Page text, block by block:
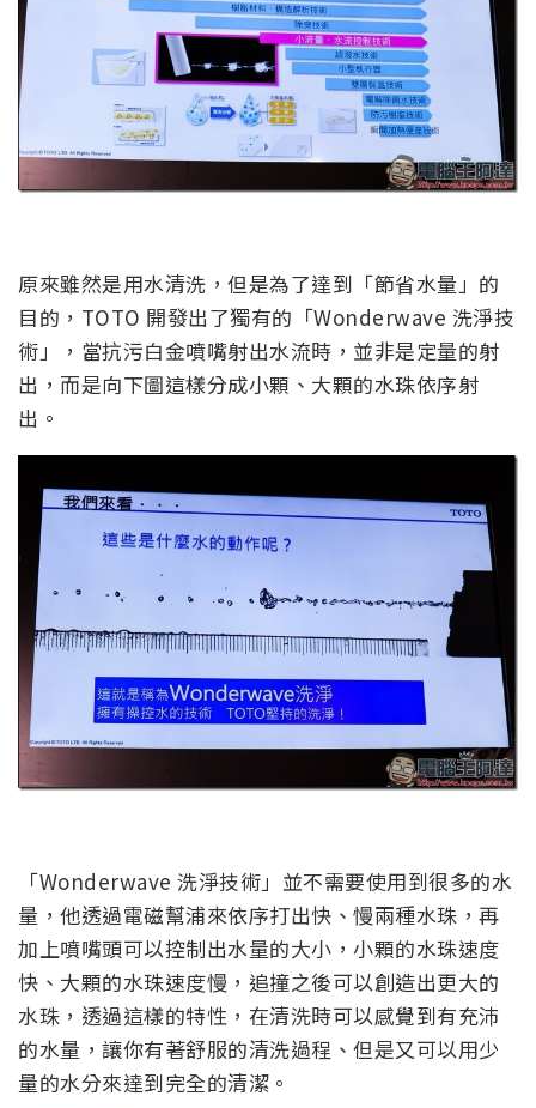
原來雖然是用水清洗，但是為了達到「節省水量」的
目的，TOTO 開發出了獨有的「Wonderwave 洗淨技
術」，當抗污白金噴嘴射出水流時，並非是定量的射
出，而是向下圖這樣分成小顆、大顆的水珠依序射
出。
「Wonderwave 洗淨技術」並不需要使用到很多的水
量，他透過電磁幫浦來依序打出快、慢兩種水珠，再
加上噴嘴頭可以控制出水量的大小，小顆的水珠速度
快、大顆的水珠速度慢，追撞之後可以創造出更大的
水珠，透過這樣的特性，在清洗時可以感覺到有充沛
的水量，讓你有著舒服的清洗過程、但是又可以用少
量的水分來達到完全的清潔。